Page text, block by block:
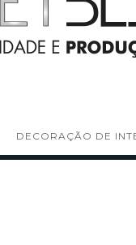
DECORAÇÃO DE